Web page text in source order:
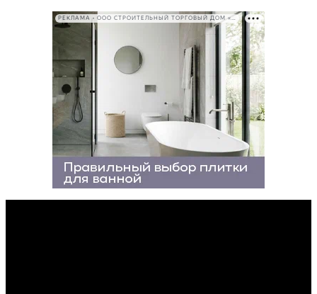
РЕКЛАМА • ООО СТРОИТЕЛЬНЫЙ ТОРГОВЫЙ ДОМ «ПЕТРОВИЧ». ИНН: 7802348846